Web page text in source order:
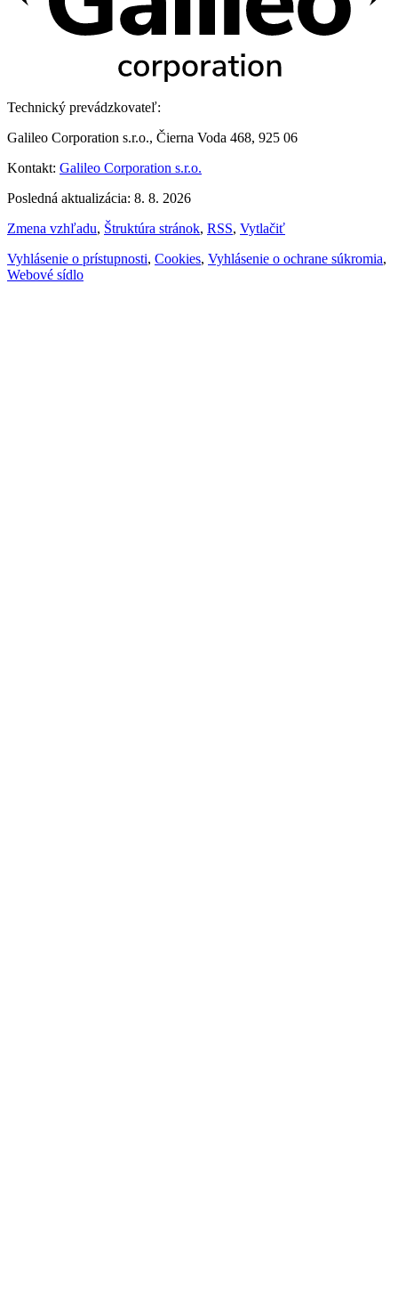
Technický prevádzkovateľ:
Galileo Corporation s.r.o., Čierna Voda 468, 925 06
Kontakt: Galileo Corporation s.r.o.
Posledná aktualizácia: 8. 8. 2026
Zmena vzhľadu, Štruktúra stránok, RSS, Vytlačiť
Vyhlásenie o prístupnosti, Cookies, Vyhlásenie o ochrane súkromia,
Webové sídlo